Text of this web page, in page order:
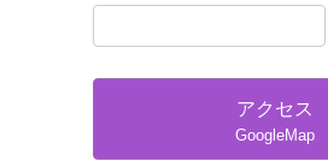
アクセス
GoogleMap